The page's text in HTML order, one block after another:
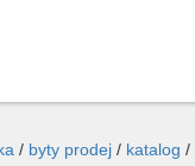
/ byty prodej / katalog /